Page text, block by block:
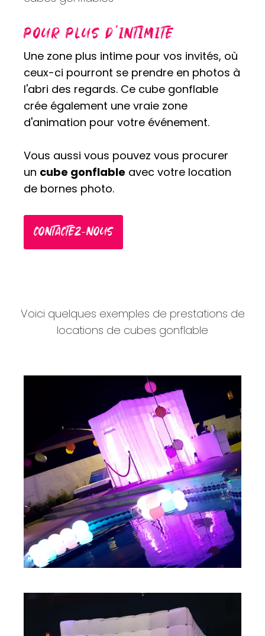
POUR PLUS D'INTIMITÉ
Une zone plus intime pour vos invités, où
ceux-ci pourront se prendre en photos à
l'abri des regards. Ce cube gonflable
crée également une vraie zone
d'animation pour votre événement.
Vous aussi vous pouvez vous procurer
un cube gonflable avec votre location
de bornes photo.
CONTACTEZ-NOUS
Voici quelques exemples de prestations de
locations de cubes gonflable